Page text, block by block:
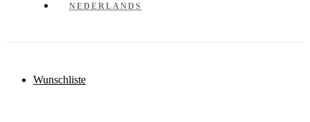
NEDERLANDS
Wunschliste